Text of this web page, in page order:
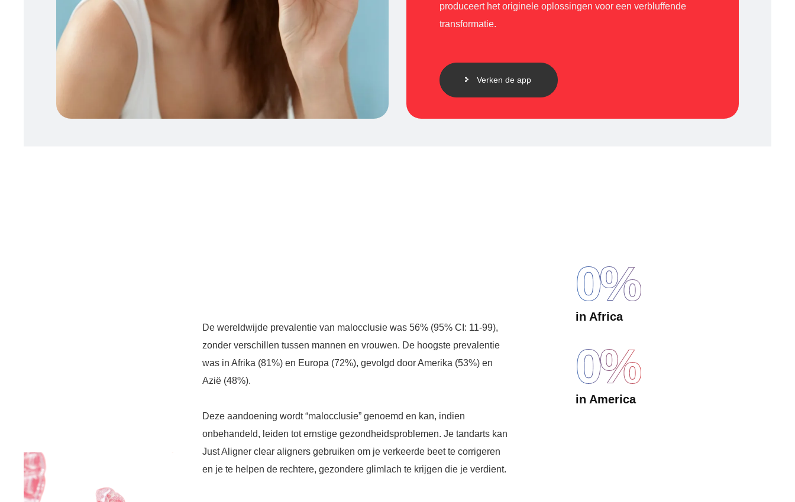
produceert het originele oplossingen voor een verbluffende
transformatie.
Verken de app
De wereldwijde prevalentie van malocclusie was 56% (95% CI: 11-99),
zonder verschillen tussen mannen en vrouwen. De hoogste prevalentie
was in Afrika (81%) en Europa (72%), gevolgd door Amerika (53%) en
Azië (48%).
Deze aandoening wordt “malocclusie” genoemd en kan, indien
onbehandeld, leiden tot ernstige gezondheidsproblemen. Je tandarts kan
Just Aligner clear aligners gebruiken om je verkeerde beet te corrigeren
en je te helpen de rechtere, gezondere glimlach te krijgen die je verdient.
in Africa
0%
in America
0%